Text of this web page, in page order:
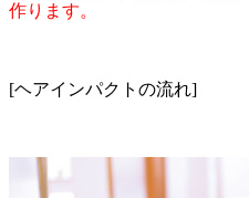
作ります。
[ヘアインパクトの流れ]